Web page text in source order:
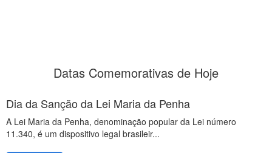
Datas Comemorativas de Hoje
Dia da Sanção da Lei Maria da Penha
A Lei Maria da Penha, denominação popular da Lei número
11.340, é um dispositivo legal brasileir...